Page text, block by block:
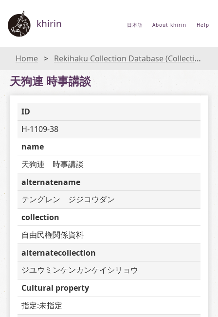
khirin 日本語 About khirin Help
Home Rekihaku Collection Database (Collections Database of the National Museum of Japanese History)
天狗連 時事講談
ID
H-1109-38
name
天狗連　時事講談
alternatename
テングレン　ジジコウダン
collection
自由民権関係資料
alternatecollection
ジユウミンケンカンケイシリョウ
Cultural property
指定:未指定